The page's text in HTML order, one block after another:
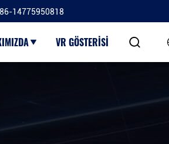
14775950818
VR GÖSTERISI